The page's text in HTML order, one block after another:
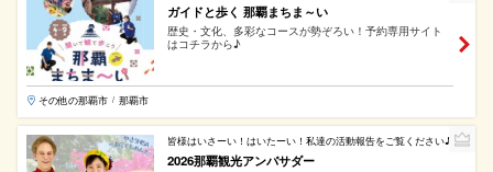
ガイドと歩く 那覇まちま～い
歴史・文化、多彩なコースが勢ぞろい！予約専用サイト
はコチラから♪
その他の那覇市 / 那覇市
皆様はいさーい！はいたーい！私達の活動報告をご覧ください♪
2026那覇観光アンバサダー